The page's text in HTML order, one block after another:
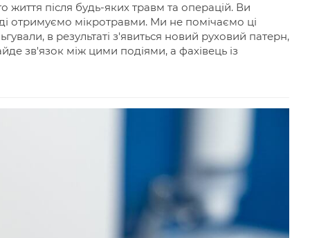
після будь-яких травм та операцій. Ви
отримуємо мікротравми. Ми не помічаємо ці
в результаті з'явиться новий руховий патерн,
зв'язок між цими подіями, а фахівець із